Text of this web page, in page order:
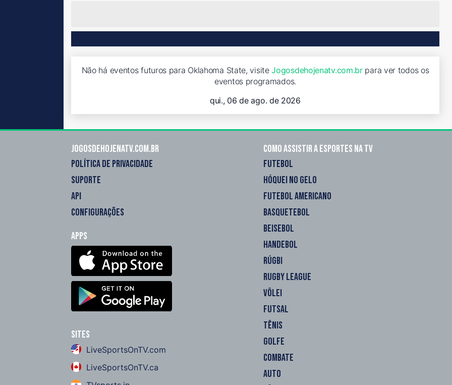
Não há eventos futuros para Oklahoma State, visiteJogosdehojenatv.com.brpara ver todos os
eventos programados.
qui., 06 de ago. de 2026
Jogosdehojenatv.com.br
POLÍTICA DE PRIVACIDADE
SUPORTE
API
CONFIGURAÇÕES
Apps
Sites
LiveSportsOnTV.com
LiveSportsOnTV.ca
Como assistir a esportes na TV
FUTEBOL
HÓQUEI NO GELO
FUTEBOL AMERICANO
BASQUETEBOL
BEISEBOL
HANDEBOL
RÚGBI
RUGBY LEAGUE
VÔLEI
FUTSAL
TÊNIS
GOLFE
COMBATE
AUTO